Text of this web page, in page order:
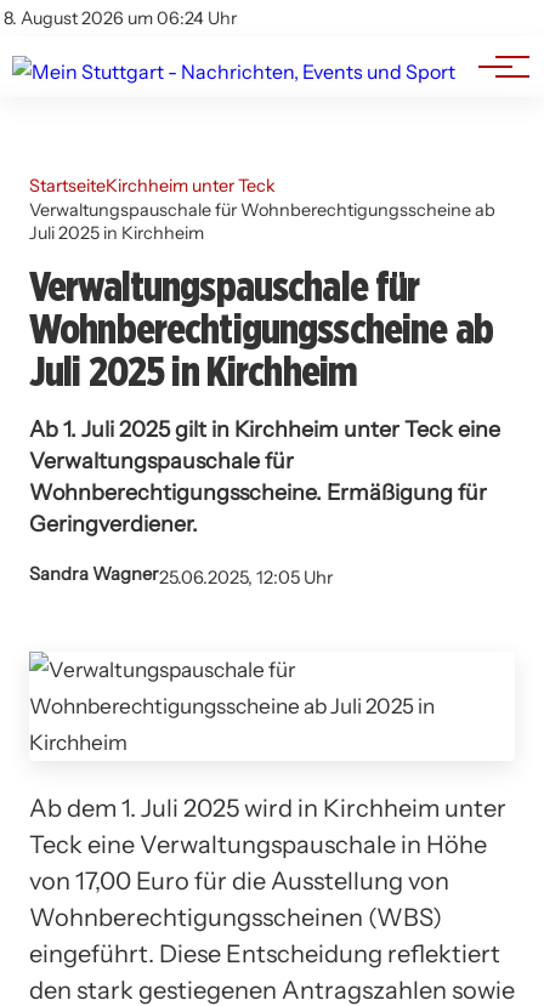
8. August 2026 um 06:24 Uhr
Impressum
Branchenbuch
Werbung
StartseiteKirchheim unter Teck
Verwaltungspauschale für Wohnberechtigungsscheine ab
Juli 2025 in Kirchheim
Verwaltungspauschale für
Wohnberechtigungsscheine ab
Juli 2025 in Kirchheim
Ab 1. Juli 2025 gilt in Kirchheim unter Teck eine
Verwaltungspauschale für
Wohnberechtigungsscheine. Ermäßigung für
Geringverdiener.
Sandra Wagner25.06.2025, 12:05 Uhr
Ab dem 1. Juli 2025 wird in Kirchheim unter
Teck eine Verwaltungspauschale in Höhe
von 17,00 Euro für die Ausstellung von
Wohnberechtigungsscheinen (WBS)
eingeführt. Diese Entscheidung reflektiert
den stark gestiegenen Antragszahlen sowie